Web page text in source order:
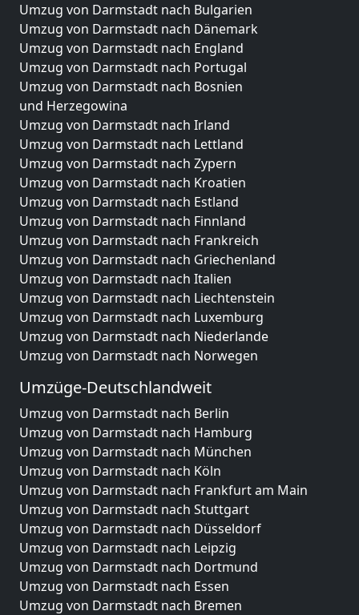
Umzug von Darmstadt nach Bulgarien
Umzug von Darmstadt nach Dänemark
Umzug von Darmstadt nach England
Umzug von Darmstadt nach Portugal
Umzug von Darmstadt nach Bosnien
und Herzegowina
Umzug von Darmstadt nach Irland
Umzug von Darmstadt nach Lettland
Umzug von Darmstadt nach Zypern
Umzug von Darmstadt nach Kroatien
Umzug von Darmstadt nach Estland
Umzug von Darmstadt nach Finnland
Umzug von Darmstadt nach Frankreich
Umzug von Darmstadt nach Griechenland
Umzug von Darmstadt nach Italien
Umzug von Darmstadt nach Liechtenstein
Umzug von Darmstadt nach Luxemburg
Umzug von Darmstadt nach Niederlande
Umzug von Darmstadt nach Norwegen
Umzüge-Deutschlandweit
Umzug von Darmstadt nach Berlin
Umzug von Darmstadt nach Hamburg
Umzug von Darmstadt nach München
Umzug von Darmstadt nach Köln
Umzug von Darmstadt nach Frankfurt am Main
Umzug von Darmstadt nach Stuttgart
Umzug von Darmstadt nach Düsseldorf
Umzug von Darmstadt nach Leipzig
Umzug von Darmstadt nach Dortmund
Umzug von Darmstadt nach Essen
Umzug von Darmstadt nach Bremen